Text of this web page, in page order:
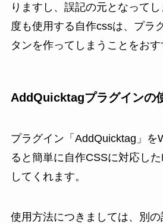
りますし、誤記の元となって
度も使用する自作cssは、プラ
タンを作ってしまうことをおす
AddQuicktagプラグインの
プラグイン「AddQuicktag」を
ると簡単に自作CSSに対応し
してくれます。
使用方法につきましては、別